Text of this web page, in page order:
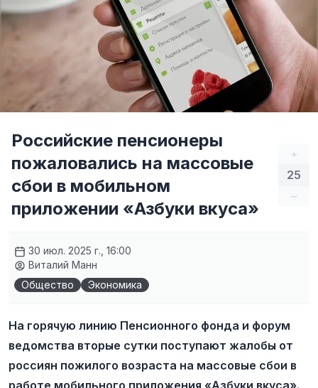
+
25
–
Российские пенсионеры
пожаловались на массовые
сбои в мобильном
приложении «Азбуки вкуса»
30 июл. 2025 г., 16:00
Виталий Манн
Общество
Экономика
На горячую линию Пенсионного фонда и форум
ведомства вторые сутки поступают жалобы от
россиян пожилого возраста на массовые сбои в
работе мобильного приложения «Азбуки вкуса».